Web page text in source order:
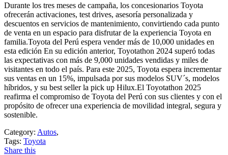
Durante los tres meses de campaña, los concesionarios Toyota
ofrecerán activaciones, test drives, asesoría personalizada y
descuentos en servicios de mantenimiento, convirtiendo cada punto
de venta en un espacio para disfrutar de la experiencia Toyota en
familia.Toyota del Perú espera vender más de 10,000 unidades en
esta edición En su edición anterior, Toyotathon 2024 superó todas
las expectativas con más de 9,000 unidades vendidas y miles de
visitantes en todo el país. Para este 2025, Toyota espera incrementar
sus ventas en un 15%, impulsada por sus modelos SUV´s, modelos
híbridos, y su best seller la pick up Hilux.El Toyotathon 2025
reafirma el compromiso de Toyota del Perú con sus clientes y con el
propósito de ofrecer una experiencia de movilidad integral, segura y
sostenible.
Category: Autos,
Tags: Toyota
Share this